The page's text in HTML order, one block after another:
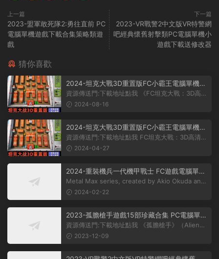
上一篇
2023-盟軍敢死隊2:勇往直前 PC
電腦單機遊戲下載合集策略類遊
戲
下一篇
2023-VR戰警2中文版VR特警網
吧經典懷舊射擊類PC電腦單機小
遊戲下載送修改器
猜你喜歡
2024-坦克大戰3D重置版FC小霸王電腦單機益
智遊戲綠色免安裝雙人懷舊
資源傳送門:下載地址點我 《FC坦克大戰：3D高清
重制版》是一款基于經典FC遊戲《...
2024-08-16
2024-坦克大戰3D重置版FC小霸王電腦單機益
智遊戲綠色免安裝雙人懷舊
資源傳送門:下載地址點我 FC坦克大戰：3D高清重
制版是一款經典FC遊戲《坦克大戰...
2024-04-27
2024-重裝機兵一代機甲戰士 FC遊戲電腦單機
遊戲 中文版支持Win11安卓
Metal Max series, created by Akio Okuda and
his game development company Cre...
2024-02-22
2023-孤膽槍手遊戲15部珍藏合集 PC電腦單機
射擊經典懷舊遊戲支持win10
資源傳送門:下載地址點我 《孤膽槍手》（Alien
Shooter）是一款CDV發行的ACT系...
2023-12-09